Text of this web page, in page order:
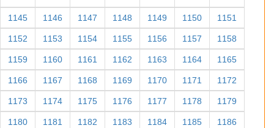
1145 1146 1147 1148 1149 1150 1151
1152 1153 1154 1155 1156 1157 1158
1159 1160 1161 1162 1163 1164 1165
1166 1167 1168 1169 1170 1171 1172
1173 1174 1175 1176 1177 1178 1179
1180 1181 1182 1183 1184 1185 1186